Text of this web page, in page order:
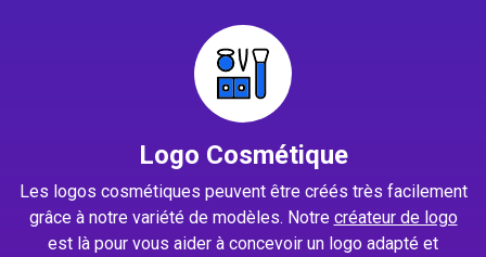
Logo Cosmétique
Les logos cosmétiques peuvent être créés très facilement
grâce à notre variété de modèles. Notre créateur de logo
est là pour vous aider à concevoir un logo adapté et